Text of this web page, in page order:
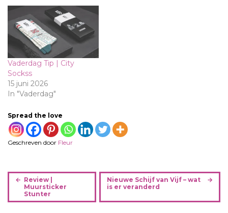
Vaderdag Tip | City
Sockss
15 juni 2026
In "Vaderdag"
Spread the love
Geschreven door Fleur
B
r
Review |
Muursticker
Stunter
Nieuwe Schijf van Vijf – wat
is er veranderd